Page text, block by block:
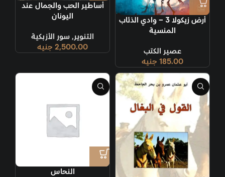
أرض زيكولا 3 – وادي الذئاب
المنسية
عصير الكتب
185.00 جنيه
أساطير الحب والجمال عند
اليونان
التنوير, سور الأزبكية
2,500.00 جنيه
النحاس